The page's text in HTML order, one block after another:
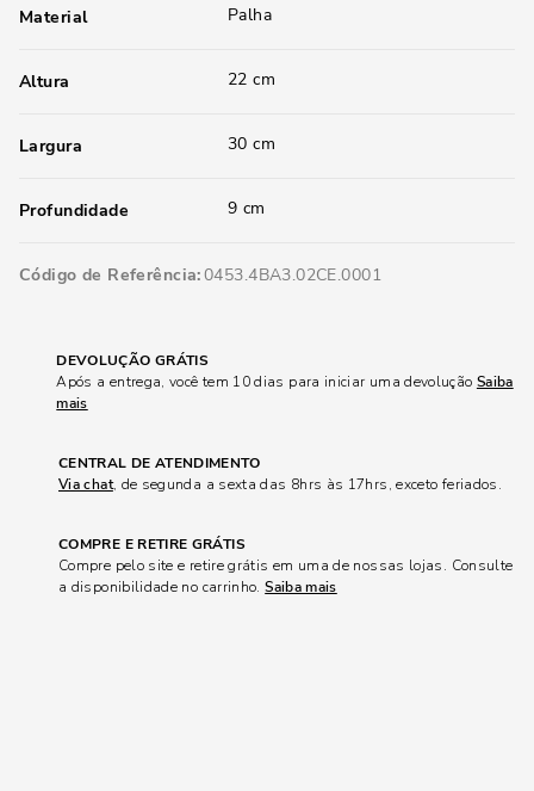
Material Palha
Altura 22 cm
Largura 30 cm
Profundidade 9 cm
Código de Referência 0453.4BA3.02CE.0001
DEVOLUÇÃO GRÁTIS
Após a entrega, você tem 10 dias para iniciar uma devolução Saiba
mais
CENTRAL DE ATENDIMENTO
Via chat, de segunda a sexta das 8hrs às 17hrs, exceto feriados.
COMPRE E RETIRE GRÁTIS
Compre pelo site e retire grátis em uma de nossas lojas. Consulte
a disponibilidade no carrinho.Saiba mais